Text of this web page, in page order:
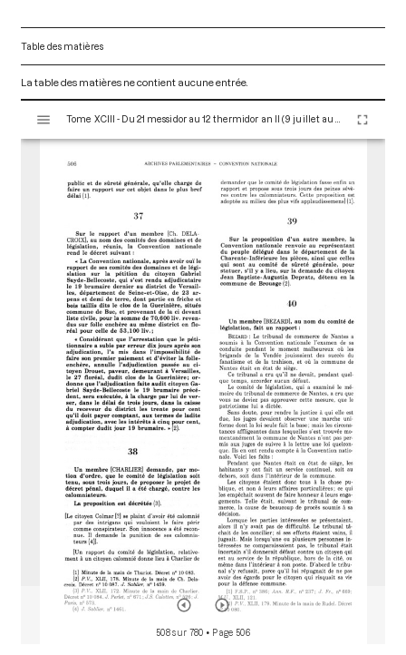
Table des matières
La table des matières ne contient aucune entrée.
s
508 sur 780 • Page 506